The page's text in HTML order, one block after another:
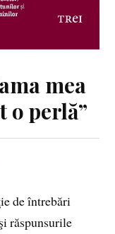
mea
o perlă”
de întrebări
răspunsurile